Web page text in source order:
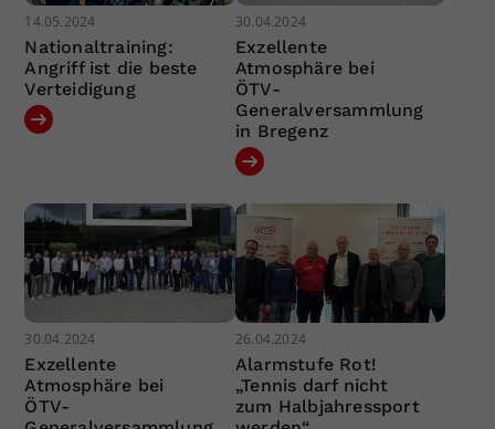
14.05.2024
Nationaltraining:
Angriff ist die beste
Verteidigung
30.04.2024
Exzellente
Atmosphäre bei
ÖTV-
Generalversammlung
in Bregenz
30.04.2024
Exzellente
Atmosphäre bei
ÖTV-
26.04.2024
Alarmstufe Rot!
„Tennis darf nicht
zum Halbjahressport